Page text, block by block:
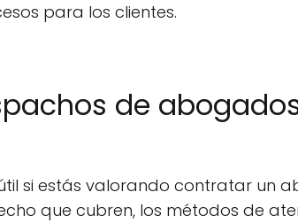
para los clientes.
de
si estás valorando contratar un
que cubren, los métodos de